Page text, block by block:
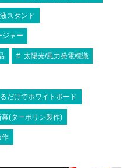
スタンド
ジャー
太陽光/風力発電標識
だけでホワイトボード
幕(ターポリン製作)
作